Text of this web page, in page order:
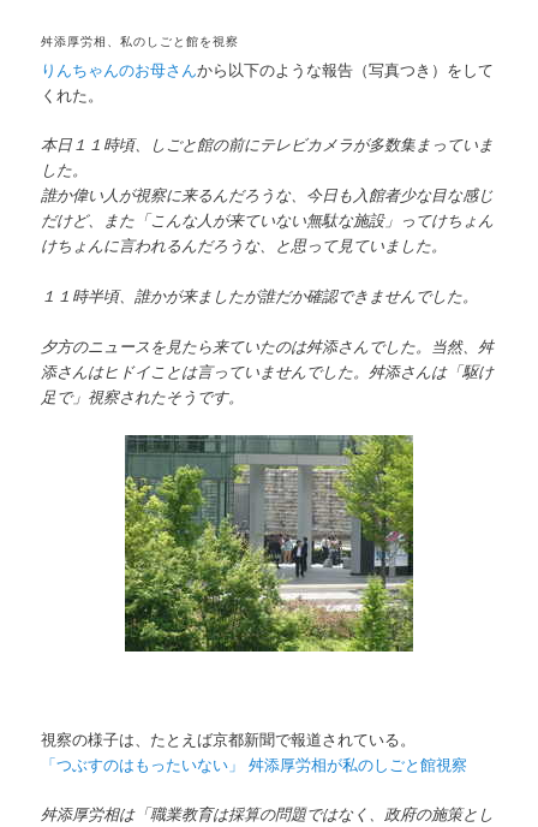
舛添厚労相、私のしごと館を視察
りんちゃんのお母さんから以下のような報告（写真つき）をして
くれた。
本日１１時頃、しごと館の前にテレビカメラが多数集まっていま
した。
誰か偉い人が視察に来るんだろうな、今日も入館者少な目な感じ
だけど、また「こんな人が来ていない無駄な施設」ってけちょん
けちょんに言われるんだろうな、と思って見ていました。
１１時半頃、誰かが来ましたが誰だか確認できませんでした。
夕方のニュースを見たら来ていたのは舛添さんでした。当然、舛
添さんはヒドイことは言っていませんでした。舛添さんは「駆け
足で」視察されたそうです。
視察の様子は、たとえば京都新聞で報道されている。
「つぶすのはもったいない」 舛添厚労相が私のしごと館視察
舛添厚労相は「職業教育は採算の問題ではなく、政府の施策とし